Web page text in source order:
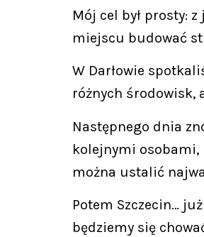
Mój cel był prosty:
miejscu budować
W Darłowie
różnych środowisk,
Następnego dnia
kolejnymi osobami,
można ustalić
Potem Szczecin…
będziemy się